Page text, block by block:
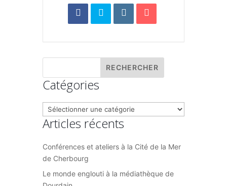
Catégories
Catégories
Articles récents
Conférences et ateliers à la Cité de la Mer
de Cherbourg
Le monde englouti à la médiathèque de